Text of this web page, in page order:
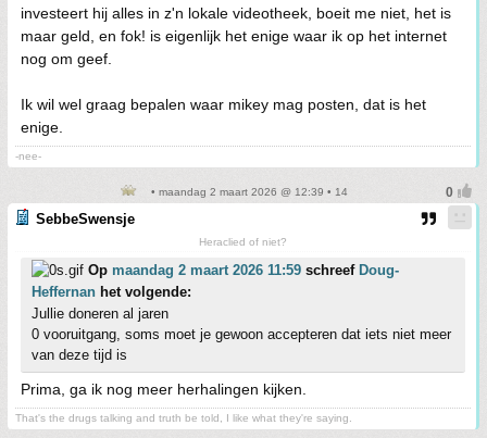
investeert hij alles in z'n lokale videotheek, boeit me niet, het is
maar geld, en fok! is eigenlijk het enige waar ik op het internet
nog om geef.
Ik wil wel graag bepalen waar mikey mag posten, dat is het
enige.
-nee-
• maandag 2 maart 2026 @ 12:39 • 14
SebbeSwensje
Heraclied of niet?
Op maandag 2 maart 2026 11:59 schreef Doug-
Heffernan het volgende:
Jullie doneren al jaren
0 vooruitgang, soms moet je gewoon accepteren dat iets niet meer
van deze tijd is
Prima, ga ik nog meer herhalingen kijken.
That's the drugs talking and truth be told, I like what they're saying.